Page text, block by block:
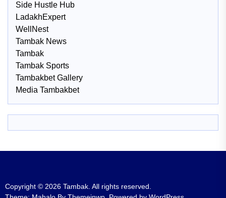
Side Hustle Hub
LadakhExpert
WellNest
Tambak News
Tambak
Tambak Sports
Tambakbet Gallery
Media Tambakbet
Copyright © 2026 Tambak. All rights reserved.